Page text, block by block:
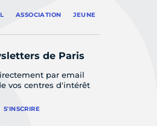
ASSOCIATION JEUNE
de Paris
par email
vos centres d'intérêt
S'INSCRIRE